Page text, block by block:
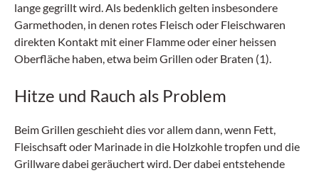
lange gegrillt wird. Als bedenklich gelten insbesondere
Garmethoden, in denen rotes Fleisch oder Fleischwaren
direkten Kontakt mit einer Flamme oder einer heissen
Oberfläche haben, etwa beim Grillen oder Braten (1).
Hitze und Rauch als Problem
Beim Grillen geschieht dies vor allem dann, wenn Fett,
Fleischsaft oder Marinade in die Holzkohle tropfen und die
Grillware dabei geräuchert wird. Der dabei entstehende